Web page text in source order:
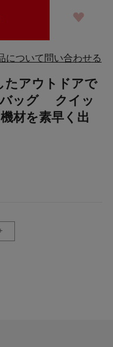
について問い合わせる
たアウトドアで
バッグ クイッ
材を素早く出